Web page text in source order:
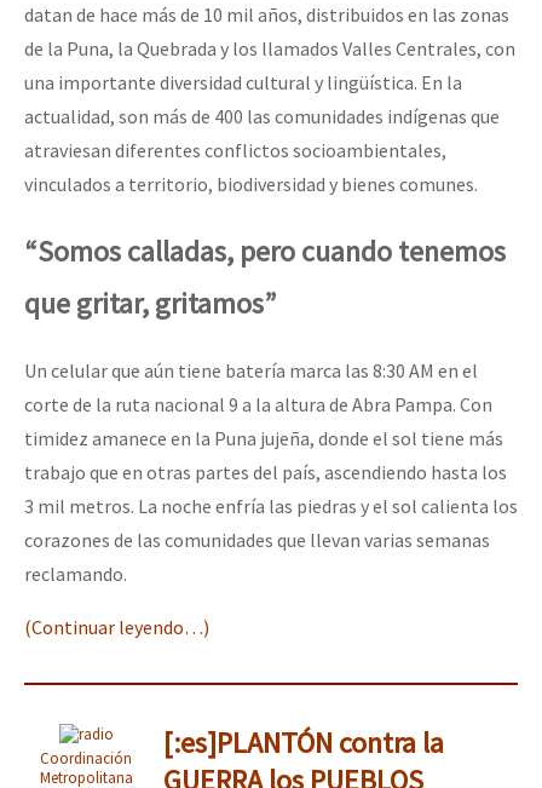
datan de hace más de 10 mil años, distribuidos en las zonas
de la Puna, la Quebrada y los llamados Valles Centrales, con
una importante diversidad cultural y lingüística. En la
actualidad, son más de 400 las comunidades indígenas que
atraviesan diferentes conflictos socioambientales,
vinculados a territorio, biodiversidad y bienes comunes.
“Somos calladas, pero cuando tenemos
que gritar, gritamos”
Un celular que aún tiene batería marca las 8:30 AM en el
corte de la ruta nacional 9 a la altura de Abra Pampa. Con
timidez amanece en la Puna jujeña, donde el sol tiene más
trabajo que en otras partes del país, ascendiendo hasta los
3 mil metros. La noche enfría las piedras y el sol calienta los
corazones de las comunidades que llevan varias semanas
reclamando.
(Continuar leyendo…)
Coordinación
Metropolitana
[:es]PLANTÓN contra la
GUERRA los PUEBLOS